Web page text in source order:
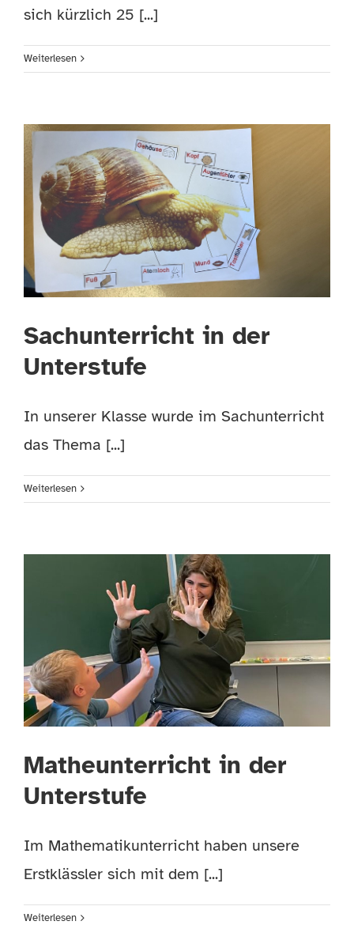
sich kürzlich 25 [...]
Weiterlesen
Sachunterricht in der
Unterstufe
In unserer Klasse wurde im Sachunterricht
das Thema [...]
Weiterlesen
Matheunterricht in der
Unterstufe
Im Mathematikunterricht haben unsere
Erstklässler sich mit dem [...]
Weiterlesen